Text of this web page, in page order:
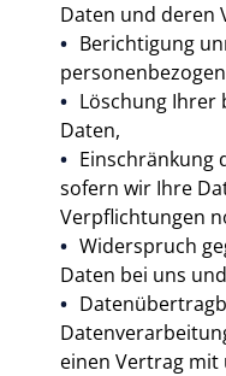
Daten und deren
Berichtigung
Löschung Ihrer
Daten,
Einschränkung
sofern wir Ihre
Verpflichtungen
Widerspruch
Daten bei uns und
einen Vertrag mit